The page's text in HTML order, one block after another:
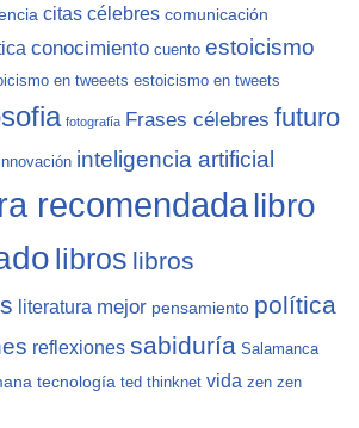
citas célebres comunicación
conocimiento cuento estoicismo
en tweeets estoicismo en tweets
fotografía Frases célebres futuro
inteligencia artificial
recomendadalibro
libros libros
literatura mejor pensamiento política
reflexiones sabiduría Salamanca
tecnología ted thinknet vida zen zen